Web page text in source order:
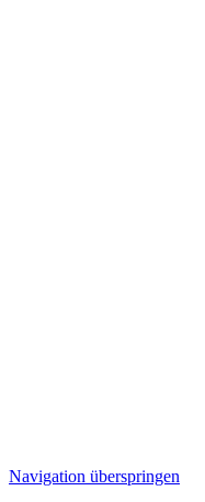
Navigation überspringen